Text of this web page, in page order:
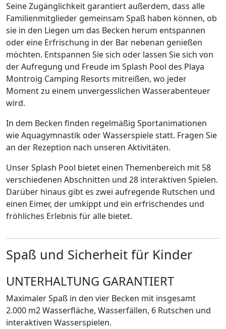
Seine Zugänglichkeit garantiert außerdem, dass alle
Familienmitglieder gemeinsam Spaß haben können, ob
sie in den Liegen um das Becken herum entspannen
oder eine Erfrischung in der Bar nebenan genießen
möchten. Entspannen Sie sich oder lassen Sie sich von
der Aufregung und Freude im Splash Pool des Playa
Montroig Camping Resorts mitreißen, wo jeder
Moment zu einem unvergesslichen Wasserabenteuer
wird.
In dem Becken finden regelmäßig Sportanimationen
wie Aquagymnastik oder Wasserspiele statt. Fragen Sie
an der Rezeption nach unseren Aktivitäten.
Unser Splash Pool bietet einen Themenbereich mit 58
verschiedenen Abschnitten und 28 interaktiven Spielen.
Darüber hinaus gibt es zwei aufregende Rutschen und
einen Eimer, der umkippt und ein erfrischendes und
fröhliches Erlebnis für alle bietet.
Spaß und Sicherheit für Kinder
UNTERHALTUNG GARANTIERT
Maximaler Spaß in den vier Becken mit insgesamt
2.000 m2 Wasserfläche, Wasserfällen, 6 Rutschen und
interaktiven Wasserspielen.